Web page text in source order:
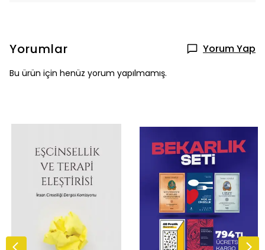
Yorumlar Yorum Yap
Bu ürün için henüz yorum yapılmamış.